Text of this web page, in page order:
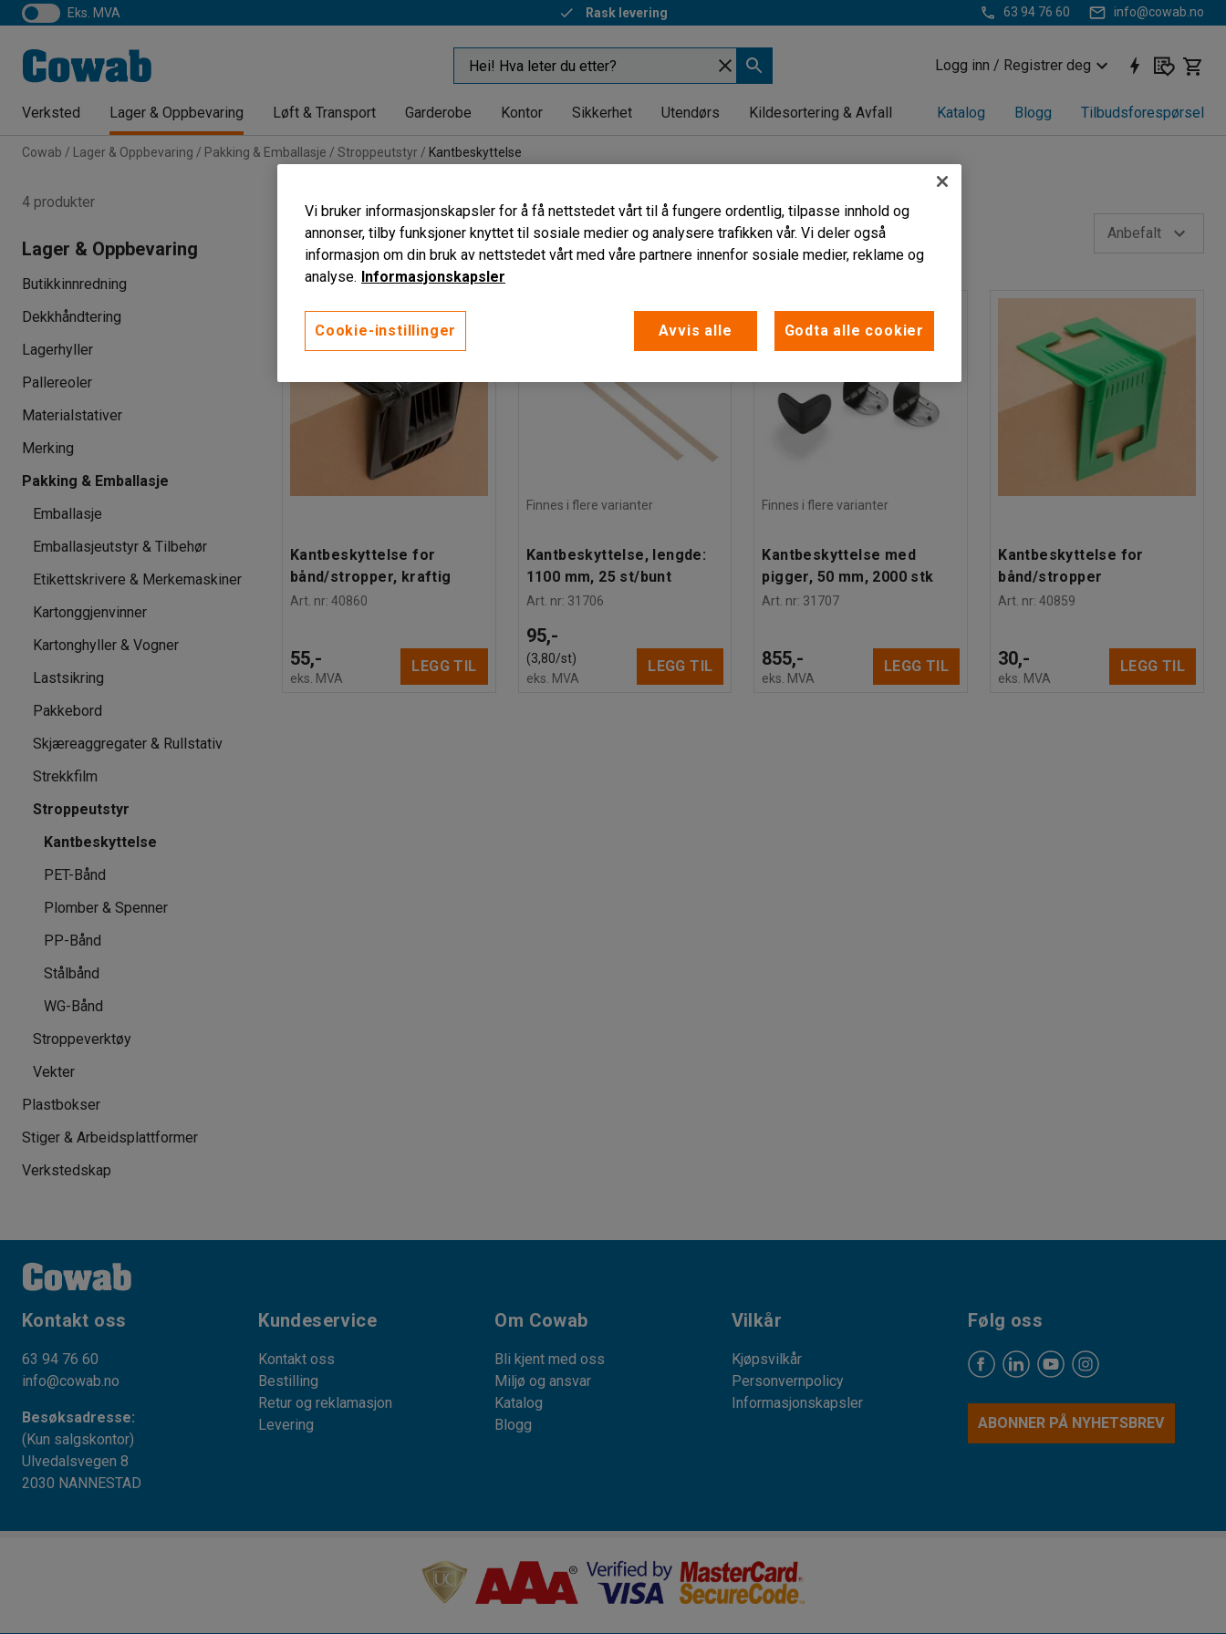
eks. MVA Rask levering 63 94 76 60 info@cowab.no
Logg inn / Registrer deg
Verksted Lager & Oppbevaring Løft & Transport Garderobe Kontor Sikkerhet Utendørs Kildesortering & Avfall Katalog Blogg Tilbudsforespørsel
Cowab Lager & Oppbevaring Pakking & Emballasje Stroppeutstyr Kantbeskyttelse
Lengde Anbefalt
Kantbeskyttelse for
bånd/stropper, kraftig
Art. nr: 40860
55,-
eks. MVA
LEGG TIL
Finnes i flere varianter
Kantbeskyttelse, lengde:
1100 mm, 25 st/bunt
Art. nr: 31706
95,-
(3,80/st)
eks. MVA
LEGG TIL
Finnes i flere varianter
Kantbeskyttelse med
pigger, 50 mm, 2000 stk
Art. nr: 31707
855,-
eks. MVA
LEGG TIL
Kantbeskyttelse for
bånd/stropper
Art. nr:40859
30,-
eks. MVA
LEGG TIL
4 produkter
Lager & Oppbevaring
Butikkinnredning
Dekkhåndtering
Lagerhyller
Pallereoler
Materialstativer
Merking
Pakking & Emballasje
Emballasje
Emballasjeutstyr & Tilbehør
Etikettskrivere & Merkemaskiner
Kartonggjenvinner
Kartonghyller & Vogner
Lastsikring
Pakkebord
Skjæreaggregater & Rullstativ
Strekkfilm
Stroppeutstyr
Kantbeskyttelse
PET-Bånd
Plomber & Spenner
PP-Bånd
Stålbånd
WG-Bånd
Stroppeverktøy
Vekter
Plastbokser
Stiger & Arbeidsplattformer
Verkstedskap
Kontakt oss
63 94 76 60
info@cowab.no
Besøksadresse:
(Kun salgskontor)
Ulvedalsvegen 8
2030 NANNESTAD
Kundeservice
Kontakt oss
Bestilling
Retur og reklamasjon
Levering
Om Cowab
Bli kjent med oss
Miljø og ansvar
Katalog
Blogg
Vilkår
Kjøpsvilkår
Personvernpolicy
Informasjonskapsler
Følg oss
ABONNER PÅ NYHETSBREV
Vi bruker informasjonskapsler for å få nettstedet vårt til å fungere ordentlig, tilpasse innhold og
annonser, tilby funksjoner knyttet til sosiale medier og analysere trafikken vår. Vi deler også
informasjon om din bruk av nettstedet vårt med våre partnere innenfor sosiale medier, reklame og
analyse. Informasjonskapsler
Cookie-instillinger Avvis alle Godta alle cookier